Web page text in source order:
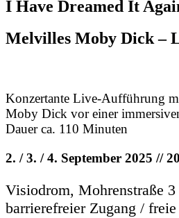
I Have Dreamed It
Melvilles Moby Dick –
Konzertante Live-Aufführung
Moby Dick vor einer
Dauer ca. 110 Minuten
2. / 3. / 4. September 2025 //
Visiodrom, Mohrenstraße
barrierefreier Zugang /